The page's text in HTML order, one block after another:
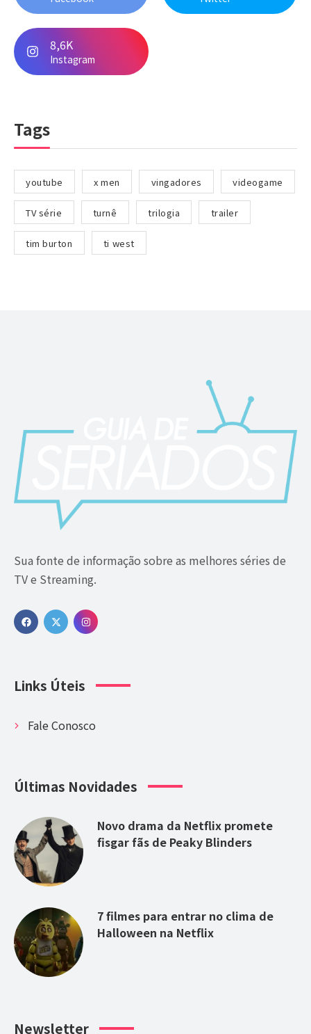
8,6K
Instagram
Tags
youtube x men vingadores videogame
TV série turnê trilogia trailer
tim burton ti west
Sua fonte de informação sobre as melhores séries de
TV e Streaming.
Links Úteis
Fale Conosco
Últimas Novidades
Novo drama da Netflix promete
fisgar fãs de Peaky Blinders
7 filmes para entrar no clima de
Halloween na Netflix
Newsletter